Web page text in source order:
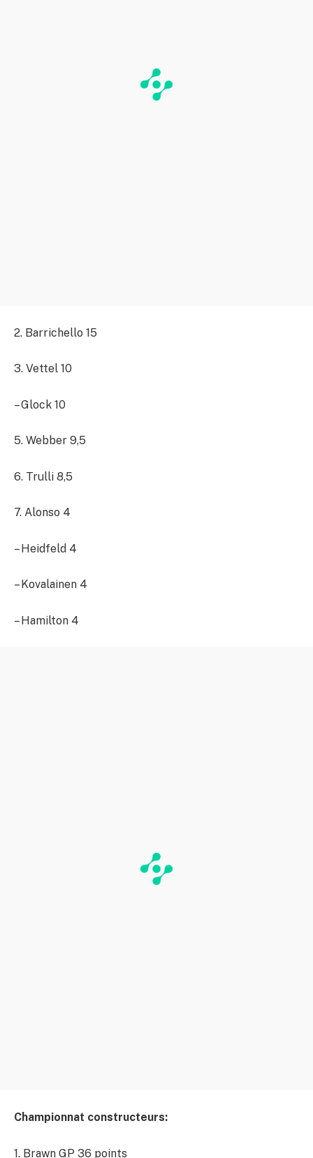
2. Barrichello 15
3. Vettel 10
– Glock 10
5. Webber 9,5
6. Trulli 8,5
7. Alonso 4
– Heidfeld 4
– Kovalainen 4
– Hamilton 4
Championnat constructeurs:
1. Brawn GP 36 points